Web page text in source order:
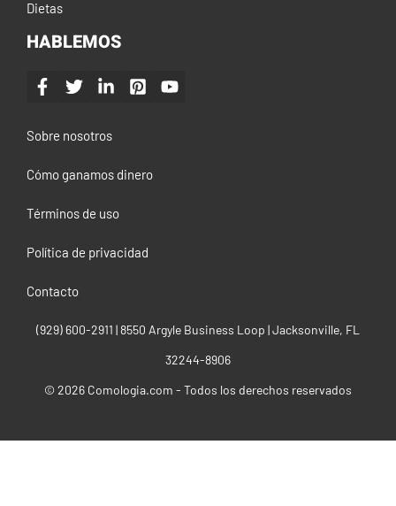
Dietas
HABLEMOS
Sobre nosotros
Cómo ganamos dinero
Términos de uso
Política de privacidad
Contacto
(929) 600-2911‬ | 8550 Argyle Business Loop | Jacksonville, FL
32244-8906
© 2026 Comologia.com - Todos los derechos reservados